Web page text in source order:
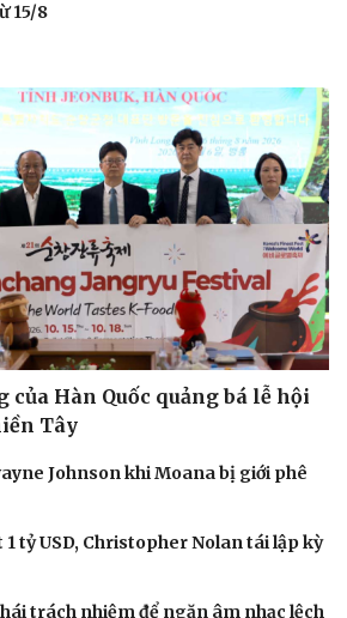
15/8
của Hàn Quốc quảng bá lễ hội
Tây
Johnson khi Moana bị giới phê
1 tỷ USD, Christopher Nolan tái lập kỳ
trách nhiệm để ngăn âm nhạc lệch